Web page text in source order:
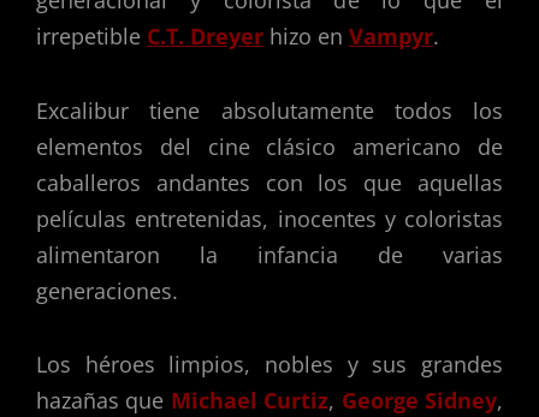
irrepetible C.T. Dreyer hizo en Vampyr.
Excalibur tiene absolutamente todos los
elementos del cine clásico americano de
caballeros andantes con los que aquellas
películas entretenidas, inocentes y coloristas
alimentaron la infancia de varias
generaciones.
Los héroes limpios, nobles y sus grandes
hazañas que Michael Curtiz, George Sidney,